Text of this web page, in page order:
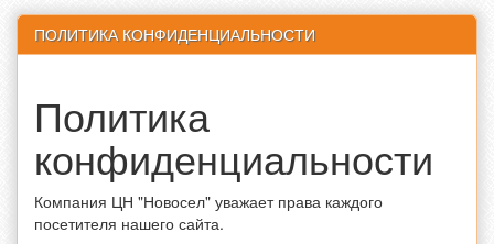
ПОЛИТИКА КОНФИДЕНЦИАЛЬНОСТИ
Политика
конфиденциальности
Компания ЦН "Новосел" уважает права каждого
посетителя нашего сайта.